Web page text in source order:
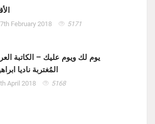
February 2018 5171
يوم لك ويوم عليك – الكاتبة
المُغتربة ناديا
April 2018 5168